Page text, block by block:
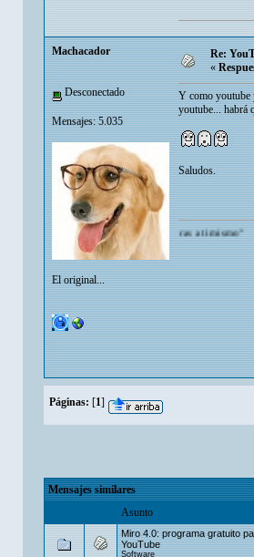
Machacador
Desconectado
Mensajes: 5.035
El original...
Re:
«
Y como youtube
youtube... habrá
Saludos.
admirarte mas de lo que tu te admiras a ti mismo"
Páginas: [1]
Mensajes similares
Asunto
Miro 4.0: programa gratuito
YouTube
Software